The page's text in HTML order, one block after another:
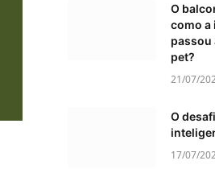
O
como a
passou
pet?
21/07/
O
17/07/